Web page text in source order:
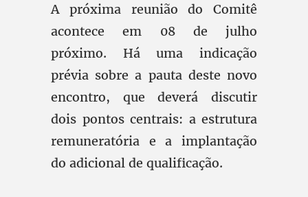
A próxima reunião do Comitê
acontece em 08 de julho
próximo. Há uma indicação
prévia sobre a pauta deste novo
encontro, que deverá discutir
dois pontos centrais: a estrutura
remuneratória e a implantação
do adicional de qualificação.